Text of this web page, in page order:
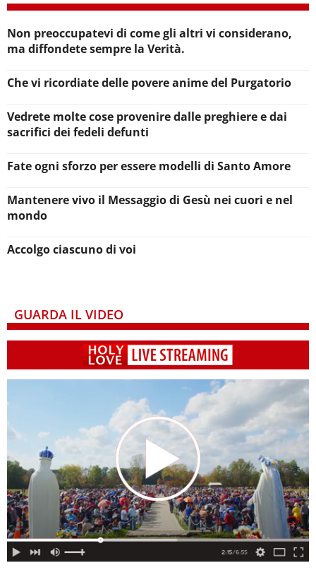
Non preoccupatevi di come gli altri vi considerano,
ma diffondete sempre la Verità.
Che vi ricordiate delle povere anime del Purgatorio
Vedrete molte cose provenire dalle preghiere e dai
sacrifici dei fedeli defunti
Fate ogni sforzo per essere modelli di Santo Amore
Mantenere vivo il Messaggio di Gesù nei cuori e nel
mondo
Accolgo ciascuno di voi
GUARDA IL VIDEO